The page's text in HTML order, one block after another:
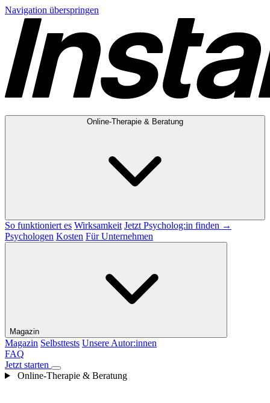
Navigation überspringen
Online-Therapie & Beratung
So funktioniert es Wirksamkeit Jetzt Psycholog:in finden →
Psychologen Kosten Für Unternehmen
Magazin
Magazin Selbsttests Unsere Autor:innen
FAQ
Jetzt starten
Online-Therapie & Beratung